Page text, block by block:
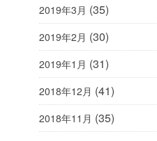
2019年3月 (35)
2019年2月 (30)
2019年1月 (31)
2018年12月 (41)
2018年11月 (35)